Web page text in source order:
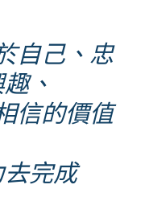
自己、忠
、
信的價值
完成